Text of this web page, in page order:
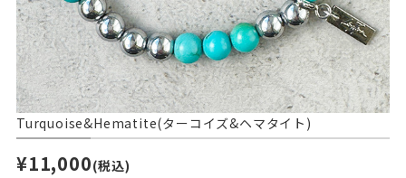
Turquoise&Hematite(ターコイズ&ヘマタイト)
¥11,000(税込)